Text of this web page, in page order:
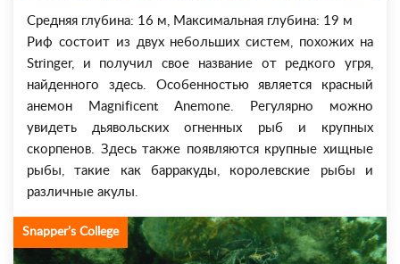
Средняя глубина: 16 м, Максимальная глубина: 19 м
Риф состоит из двух небольших систем, похожих на
Stringer, и получил свое название от редкого угря,
найденного здесь. Особенностью является красный
анемон Magnificent Anemone. Регулярно можно
увидеть дьявольских огненных рыб и крупных
скорпенов. Здесь также появляются крупные хищные
рыбы, такие как барракуды, королевские рыбы и
различные акулы.
Snapper’s College